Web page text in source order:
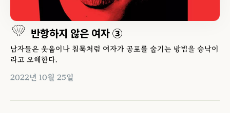
반항하지 않은 여자 ③
남자들은 웃음이나 침묵처럼 여자가 공포를 숨기는 방법을 승낙이
라고 오해한다.
2022년 10월 25일